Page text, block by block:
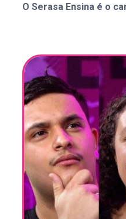
O Serasa Ensina é o